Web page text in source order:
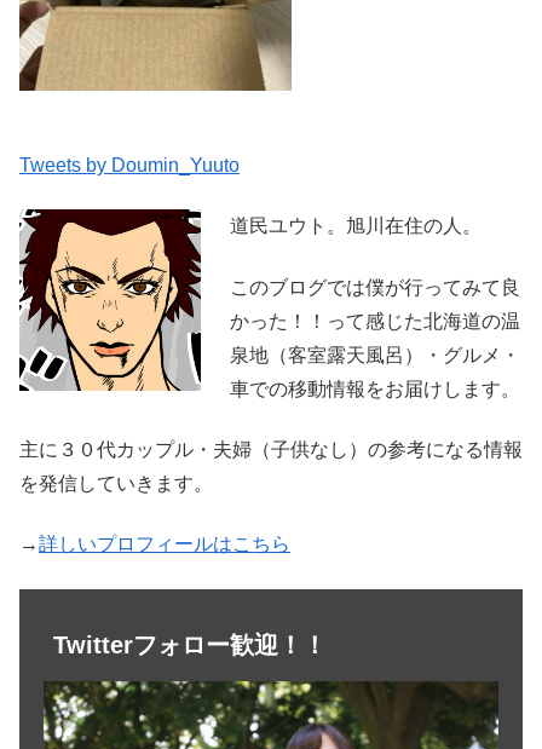
Tweets by Doumin_Yuuto
道民ユウト。旭川在住の人。
このブログでは僕が行ってみて良
かった！！って感じた北海道の温
泉地（客室露天風呂）・グルメ・
車での移動情報をお届けします。
主に３０代カップル・夫婦（子供なし）の参考になる情報
を発信していきます。
→詳しいプロフィールはこちら
Twitterフォロー歓迎！！